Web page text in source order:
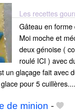
Les recettes
Gâteau en
Moi moche et
deux génoise (
roulé ICI ) avec
un glaçage fait avec
pour 5
de minion -